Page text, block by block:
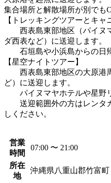
集合場所と解散場所が別でも
【トレッキングツアーとキャ
西表島東部地区（パイヌ
ダ西表など）に送迎します。
石垣島や小浜島からの日帰
【星空ナイトツアー】
西表島東部地区の大原港
ど）に送迎します。
パイヌマヤホテルや星野リ
送迎範囲外の方はレンタ
しください。
営業
時間
07:00 〜 21:00
所在
地
沖縄県八重山郡竹富